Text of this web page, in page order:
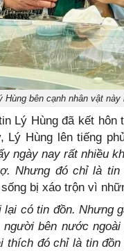
Hùng bên cạnh nhân vật
Lý Hùng đã kết
Lý Hùng lên tiếng
ngày nay rất nhiều
Nhưng đó chỉ là
bị xáo trộn vì
có tin đồn. Nhưng
bên nước
thích đó chỉ là tin